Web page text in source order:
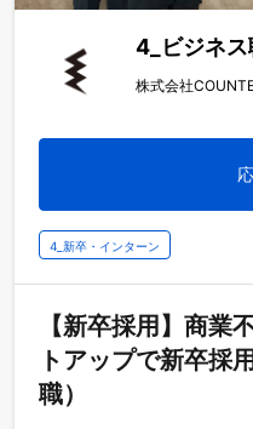
4_ビジネス
株式会社
4_新卒・インターン
【新卒採用】商業
トアップで新卒採
職）